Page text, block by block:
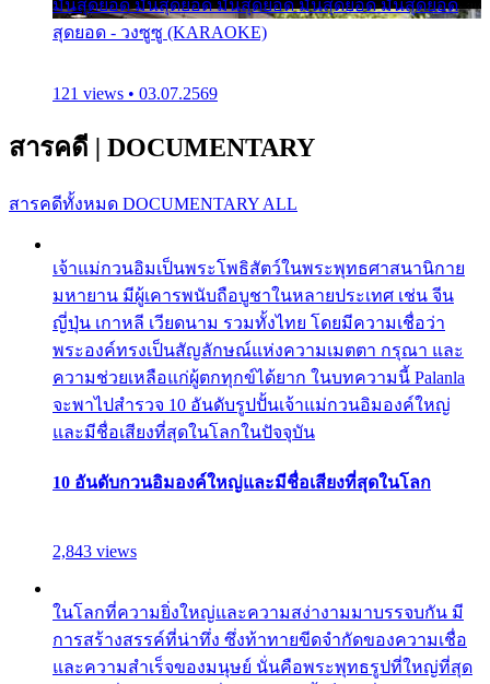
มันสุดยอด มันสุดยอด มันสุดยอด มันสุดยอด มันสุดยอด
สุดยอด - วงซูซู (KARAOKE)
121 views • 03.07.2569
สารคดี | DOCUMENTARY
สารคดีทั้งหมด DOCUMENTARY ALL
เจ้าแม่กวนอิมเป็นพระโพธิสัตว์ในพระพุทธศาสนานิกาย
มหายาน มีผู้เคารพนับถือบูชาในหลายประเทศ เช่น จีน
ญี่ปุ่น เกาหลี เวียดนาม รวมทั้งไทย โดยมีความเชื่อว่า
พระองค์ทรงเป็นสัญลักษณ์แห่งความเมตตา กรุณา และ
ความช่วยเหลือแก่ผู้ตกทุกข์ได้ยาก ในบทความนี้ Palanla
จะพาไปสำรวจ 10 อันดับรูปปั้นเจ้าแม่กวนอิมองค์ใหญ่
และมีชื่อเสียงที่สุดในโลกในปัจจุบัน
10 อันดับกวนอิมองค์ใหญ่และมีชื่อเสียงที่สุดในโลก
2,843 views
ในโลกที่ความยิ่งใหญ่และความสง่างามมาบรรจบกัน มี
การสร้างสรรค์ที่น่าทึ่ง ซึ่งท้าทายขีดจำกัดของความเชื่อ
และความสำเร็จของมนุษย์ นั่นคือพระพุทธรูปที่ใหญ่ที่สุด